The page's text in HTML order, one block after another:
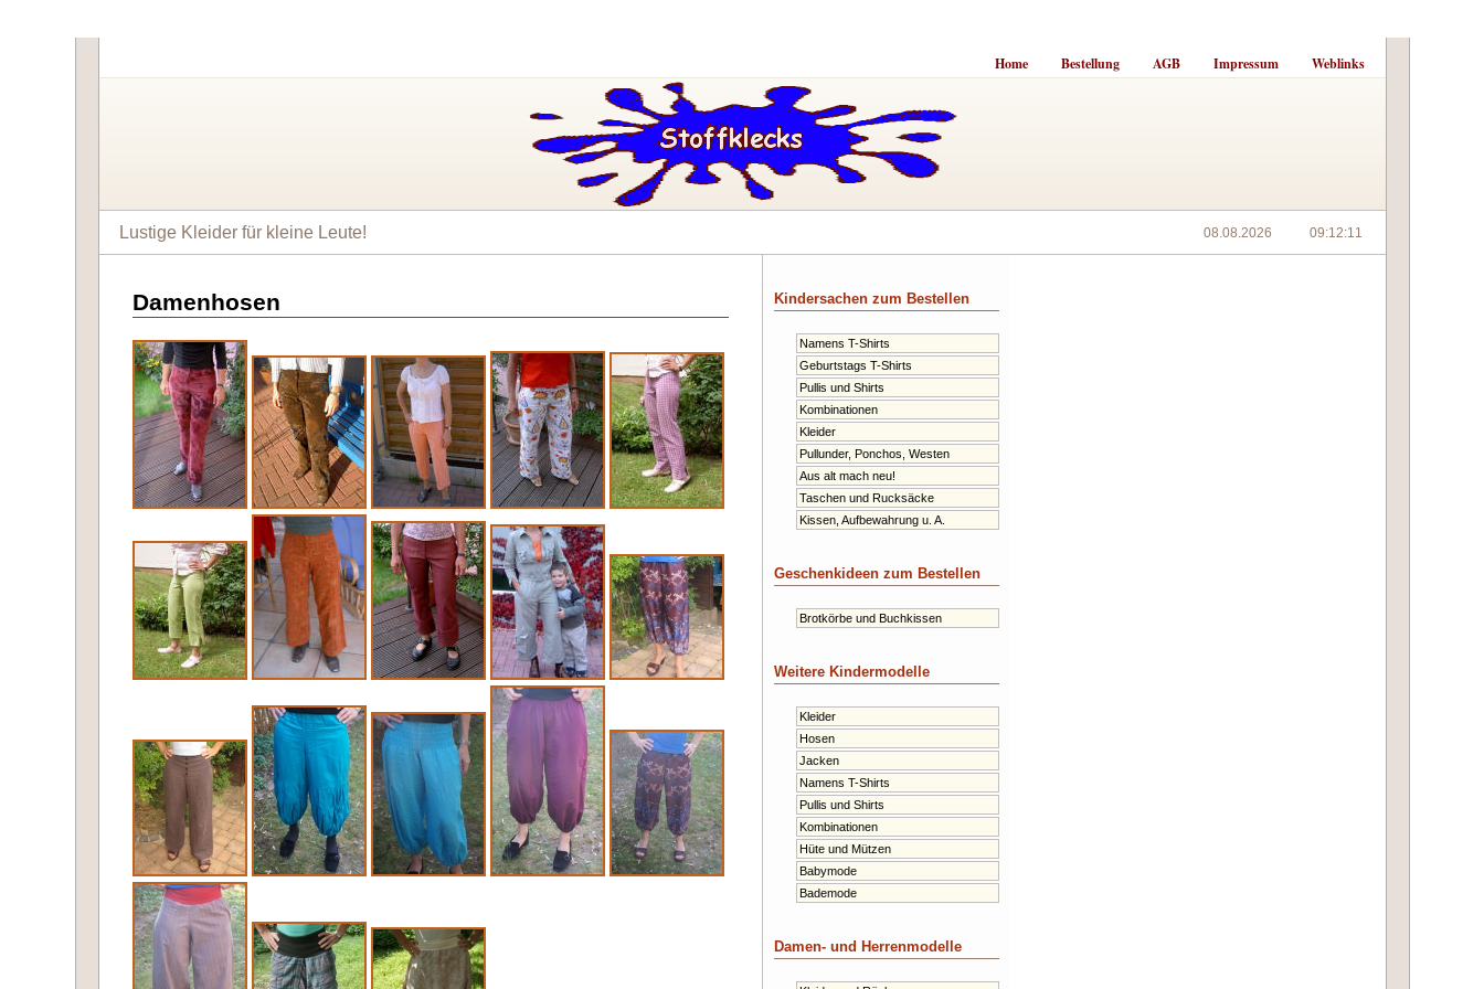
Home Bestellung AGB Impressum Weblinks
Lustige Kleider für kleine Leute!
Damenhosen Kindersachen zum Bestellen
Namens T-Shirts
Geburtstags T-Shirts
Pullis und Shirts
Kombinationen
Kleider
Pullunder, Ponchos, Westen
Aus alt mach neu!
Taschen und Rucksäcke
Kissen, Aufbewahrung u. A.
Geschenkideen zum Bestellen
Brotkörbe und Buchkissen
Weitere Kindermodelle
Kleider
Hosen
Jacken
Namens T-Shirts
Pullis und Shirts
Kombinationen
Hüte und Mützen
Babymode
Bademode
Damen- und Herrenmodelle